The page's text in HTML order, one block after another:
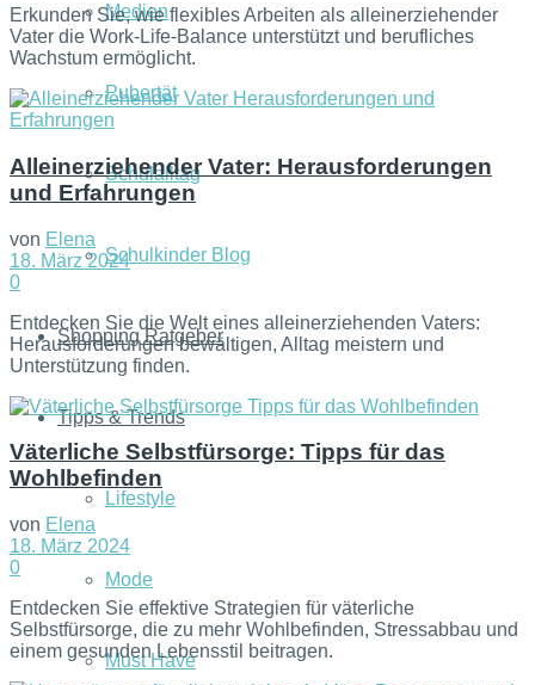
Medien
Pubertät
Schulalltag
Schulkinder Blog
Shopping Ratgeber
Tipps & Trends
Lifestyle
Mode
Must Have
Erkunden Sie, wie flexibles Arbeiten als alleinerziehender
Vater die Work-Life-Balance unterstützt und berufliches
Wachstum ermöglicht.
Alleinerziehender Vater: Herausforderungen
und Erfahrungen
von Elena
18. März 2024
0
Entdecken Sie die Welt eines alleinerziehenden Vaters:
Herausforderungen bewältigen, Alltag meistern und
Unterstützung finden.
Väterliche Selbstfürsorge: Tipps für das
Wohlbefinden
von Elena
18. März 2024
0
Entdecken Sie effektive Strategien für väterliche
Selbstfürsorge, die zu mehr Wohlbefinden, Stressabbau und
einem gesunden Lebensstil beitragen.